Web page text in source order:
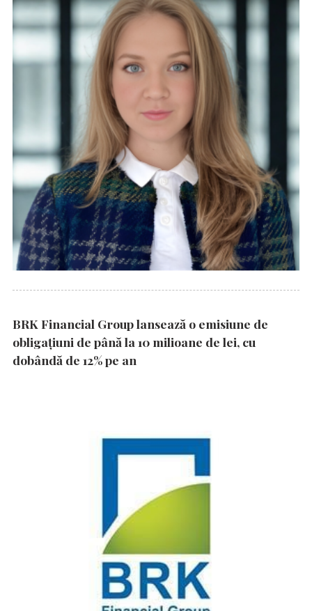
BRK Financial Group lansează o emisiune de
obligațiuni de până la 10 milioane de lei, cu
dobândă de 12% pe an